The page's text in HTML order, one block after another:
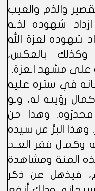
والذم والعيب
شهوده لذله
شهوده لعزة الله
بالعكس،
على مشهد العزة.
في ستره عليه
رؤيته له، ولو
وهذا من
وهذا البِرُّ من سيده
وكمال فقر العبد
المنة ومشاهدة
فيذهل عن ذكر